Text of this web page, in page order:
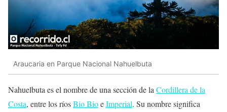
Araucaria en Parque Nacional Nahuelbuta
Nahuelbuta es el nombre de una sección de la Cordillera de la
Costa, entre los ríosBio BioeImperial. Su nombre significa